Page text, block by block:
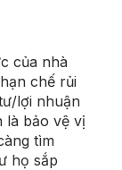
của nhà
chế rủi
lợi nhuận
là bảo vệ vị
tìm
họ sắp